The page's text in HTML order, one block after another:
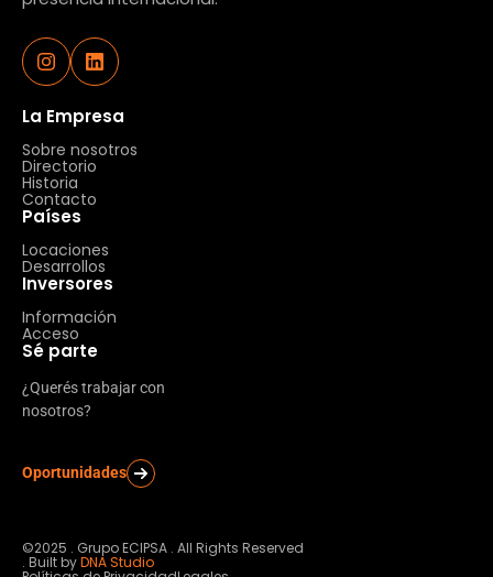
La Empresa
Sobre nosotros
Directorio
Historia
Contacto
Países
Locaciones
Desarrollos
Inversores
Información
Acceso
Sé parte
¿Querés trabajar con
nosotros?
Oportunidades
©2025 . Grupo ECIPSA . All Rights Reserved
. Built byDNA Studio